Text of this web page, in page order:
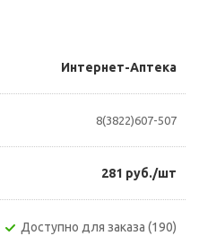
Интернет-Аптека
8(3822)607-507
281 руб./шт
Доступно для заказа (190)